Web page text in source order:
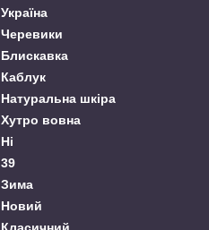
Україна
Черевики
Блискавка
Каблук
Натуральна шкіра
Хутро вовна
Ні
39
Зима
Новий